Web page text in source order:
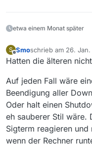
etwa einem Monat später
S
Offline
Smoschrieb am 26.
zuletzt editiert von
Hatten die älteren
Auf jeden Fall wäre
Beendigung aller
Oder halt einen
eh sauberer Stil wäre.
Sigterm reagieren
wenn der Rechner